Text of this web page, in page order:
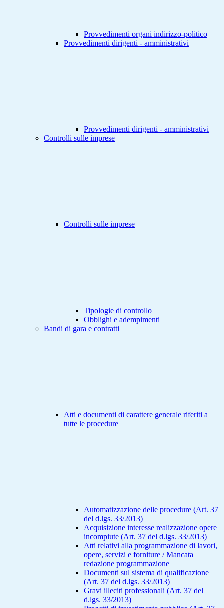
Provvedimenti organi indirizzo-politico
Provvedimenti dirigenti - amministrativi
Provvedimenti dirigenti - amministrativi
Controlli sulle imprese
Controlli sulle imprese
Tipologie di controllo
Obblighi e adempimenti
Bandi di gara e contratti
Atti e documenti di carattere generale riferiti a
tutte le procedure
Automatizzazione delle procedure (Art. 37
del d.lgs. 33/2013)
Acquisizione interesse realizzazione opere
incompiute (Art. 37 del d.lgs. 33/2013)
Atti relativi alla programmazione di lavori,
opere, servizi e forniture / Mancata
redazione programmazione
Documenti sul sistema di qualificazione
(Art. 37 del d.lgs. 33/2013)
Gravi illeciti professionali (Art. 37 del
d.lgs. 33/2013)